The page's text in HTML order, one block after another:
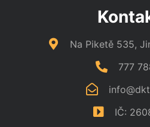
Na Piketě 535,
777
IČ: